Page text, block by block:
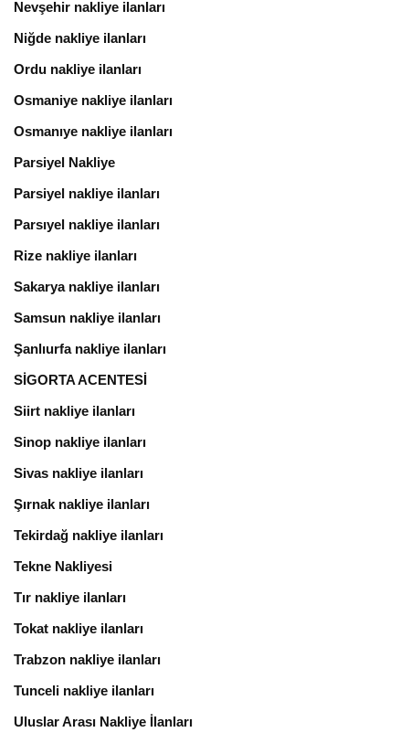
Nevşehir nakliye ilanları
Niğde nakliye ilanları
Ordu nakliye ilanları
Osmaniye nakliye ilanları
Osmanıye nakliye ilanları
Parsiyel Nakliye
Parsiyel nakliye ilanları
Parsıyel nakliye ilanları
Rize nakliye ilanları
Sakarya nakliye ilanları
Samsun nakliye ilanları
Şanlıurfa nakliye ilanları
SİGORTA ACENTESİ
Siirt nakliye ilanları
Sinop nakliye ilanları
Sivas nakliye ilanları
Şırnak nakliye ilanları
Tekirdağ nakliye ilanları
Tekne Nakliyesi
Tır nakliye ilanları
Tokat nakliye ilanları
Trabzon nakliye ilanları
Tunceli nakliye ilanları
Uluslar Arası Nakliye İlanları